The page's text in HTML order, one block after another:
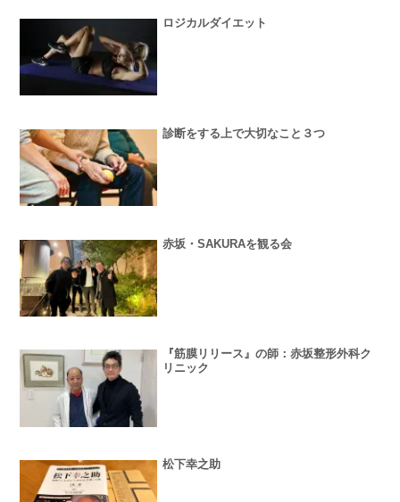
ロジカルダイエット
診断をする上で大切なこと３つ
赤坂・SAKURAを観る会
『筋膜リリース』の師：赤坂整形外科ク
リニック
松下幸之助